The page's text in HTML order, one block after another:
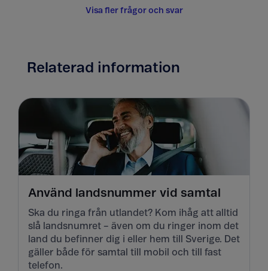
Visa fler frågor och svar
Relaterad information
Använd landsnummer vid samtal
Ska du ringa från utlandet? Kom ihåg att alltid
slå landsnumret – även om du ringer inom det
land du befinner dig i eller hem till Sverige. Det
gäller både för samtal till mobil och till fast
telefon.